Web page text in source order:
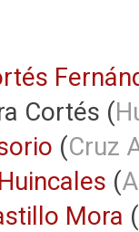
Cortés (
(Cruz
(
Mora (